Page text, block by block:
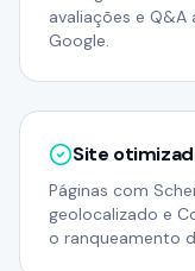
avaliações e
Google.
Site
Páginas com
geolocalizado e
o ranqueamento